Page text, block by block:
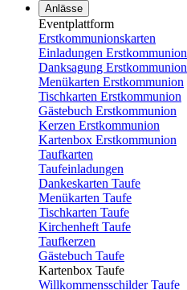
Anlässe
Eventplattform
Erstkommunionskarten
Einladungen Erstkommunion
Danksagung Erstkommunion
Menükarten Erstkommunion
Tischkarten Erstkommunion
Gästebuch Erstkommunion
Kerzen Erstkommunion
Kartenbox Erstkommunion
Taufkarten
Taufeinladungen
Dankeskarten Taufe
Menükarten Taufe
Tischkarten Taufe
Kirchenheft Taufe
Taufkerzen
Gästebuch Taufe
Kartenbox Taufe
Willkommensschilder Taufe